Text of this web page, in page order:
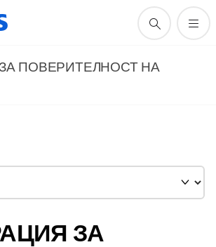
ПОВЕРИТЕЛНОСТ НА
ЗА